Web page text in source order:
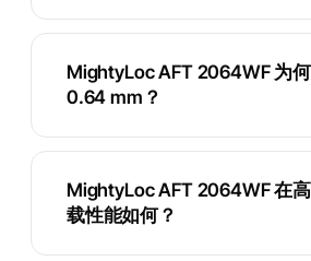
MightyLoc AFT 2064WF 为
0.64 mm？
MightyLoc AFT 2064WF 在
载性能如何？